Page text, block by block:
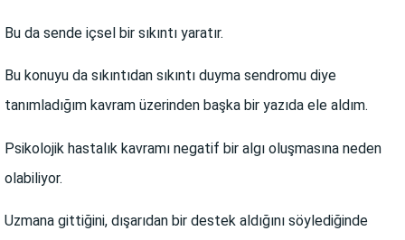
Bu da sende içsel bir sıkıntı yaratır.
Bu konuyu da sıkıntıdan sıkıntı duyma sendromu diye
tanımladığım kavram üzerinden başka bir yazıda ele aldım.
Psikolojik hastalık kavramı negatif bir algı oluşmasına neden
olabiliyor.
Uzmana gittiğini, dışarıdan bir destek aldığını söylediğinde